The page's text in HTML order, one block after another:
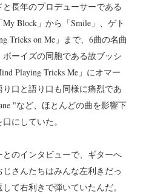
長年のプロデューサーである
Block」から「Smile」、ゲト
Tricks on Me」まで、6曲の名曲
ーイズの同胞である故ブッシ
Playing Tricks Me」にオマー
口と語り口も同様に痛烈であ
"など、ほとんどの曲を影響下
にしていた。
のインタビューで、ギターへ
さんたちはみんな左利きだっ
て右利きで弾いていたんだ。